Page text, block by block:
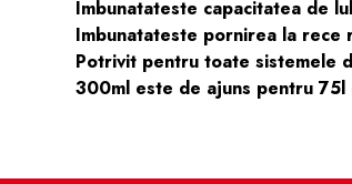
Imbunatateste capacitatea de
Imbunatateste pornirea la rece
Potrivit pentru toate sistemele
300ml este de ajuns pentru